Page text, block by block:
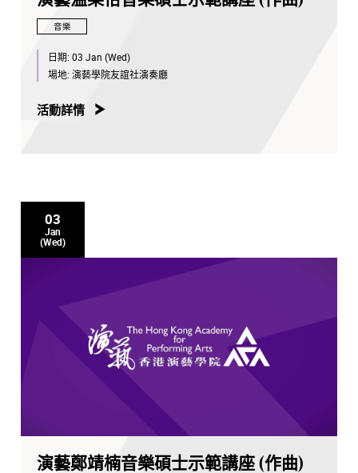
音樂
日期: 03 Jan (Wed)
場地: 演藝學院友誼社演奏廳
活動詳情
03
Jan
(Wed)
演藝鄭靖楠音樂碩士示範講座 (作曲)